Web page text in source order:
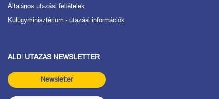
Általános utazási feltételek
Külügyminisztérium - utazási információk
ALDI UTAZAS NEWSLETTER
Newsletter